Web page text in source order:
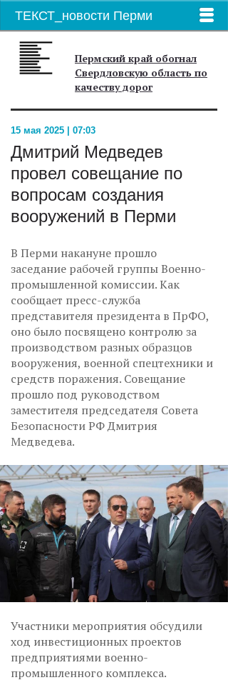
ТЕКСТ_новости Перми
Пермский край обогнал
Свердловскую область по
качеству дорог
15 мая 2025 | 07:03
Дмитрий Медведев
провел совещание по
вопросам создания
вооружений в Перми
В Перми накануне прошло
заседание рабочей группы Военно-
промышленной комиссии. Как
сообщает пресс-служба
представителя президента в ПрФО,
оно было посвящено контролю за
производством разных образцов
вооружения, военной спецтехники и
средств поражения. Совещание
прошло под руководством
заместителя председателя Совета
Безопасности РФ Дмитрия
Медведева.
Участники мероприятия обсудили
ход инвестиционных проектов
предприятиями военно-
промышленного комплекса.